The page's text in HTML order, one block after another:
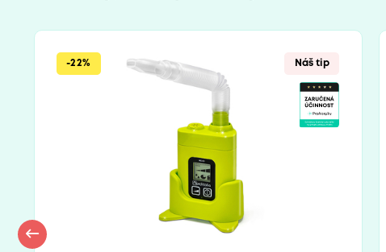
-22% Náš tip